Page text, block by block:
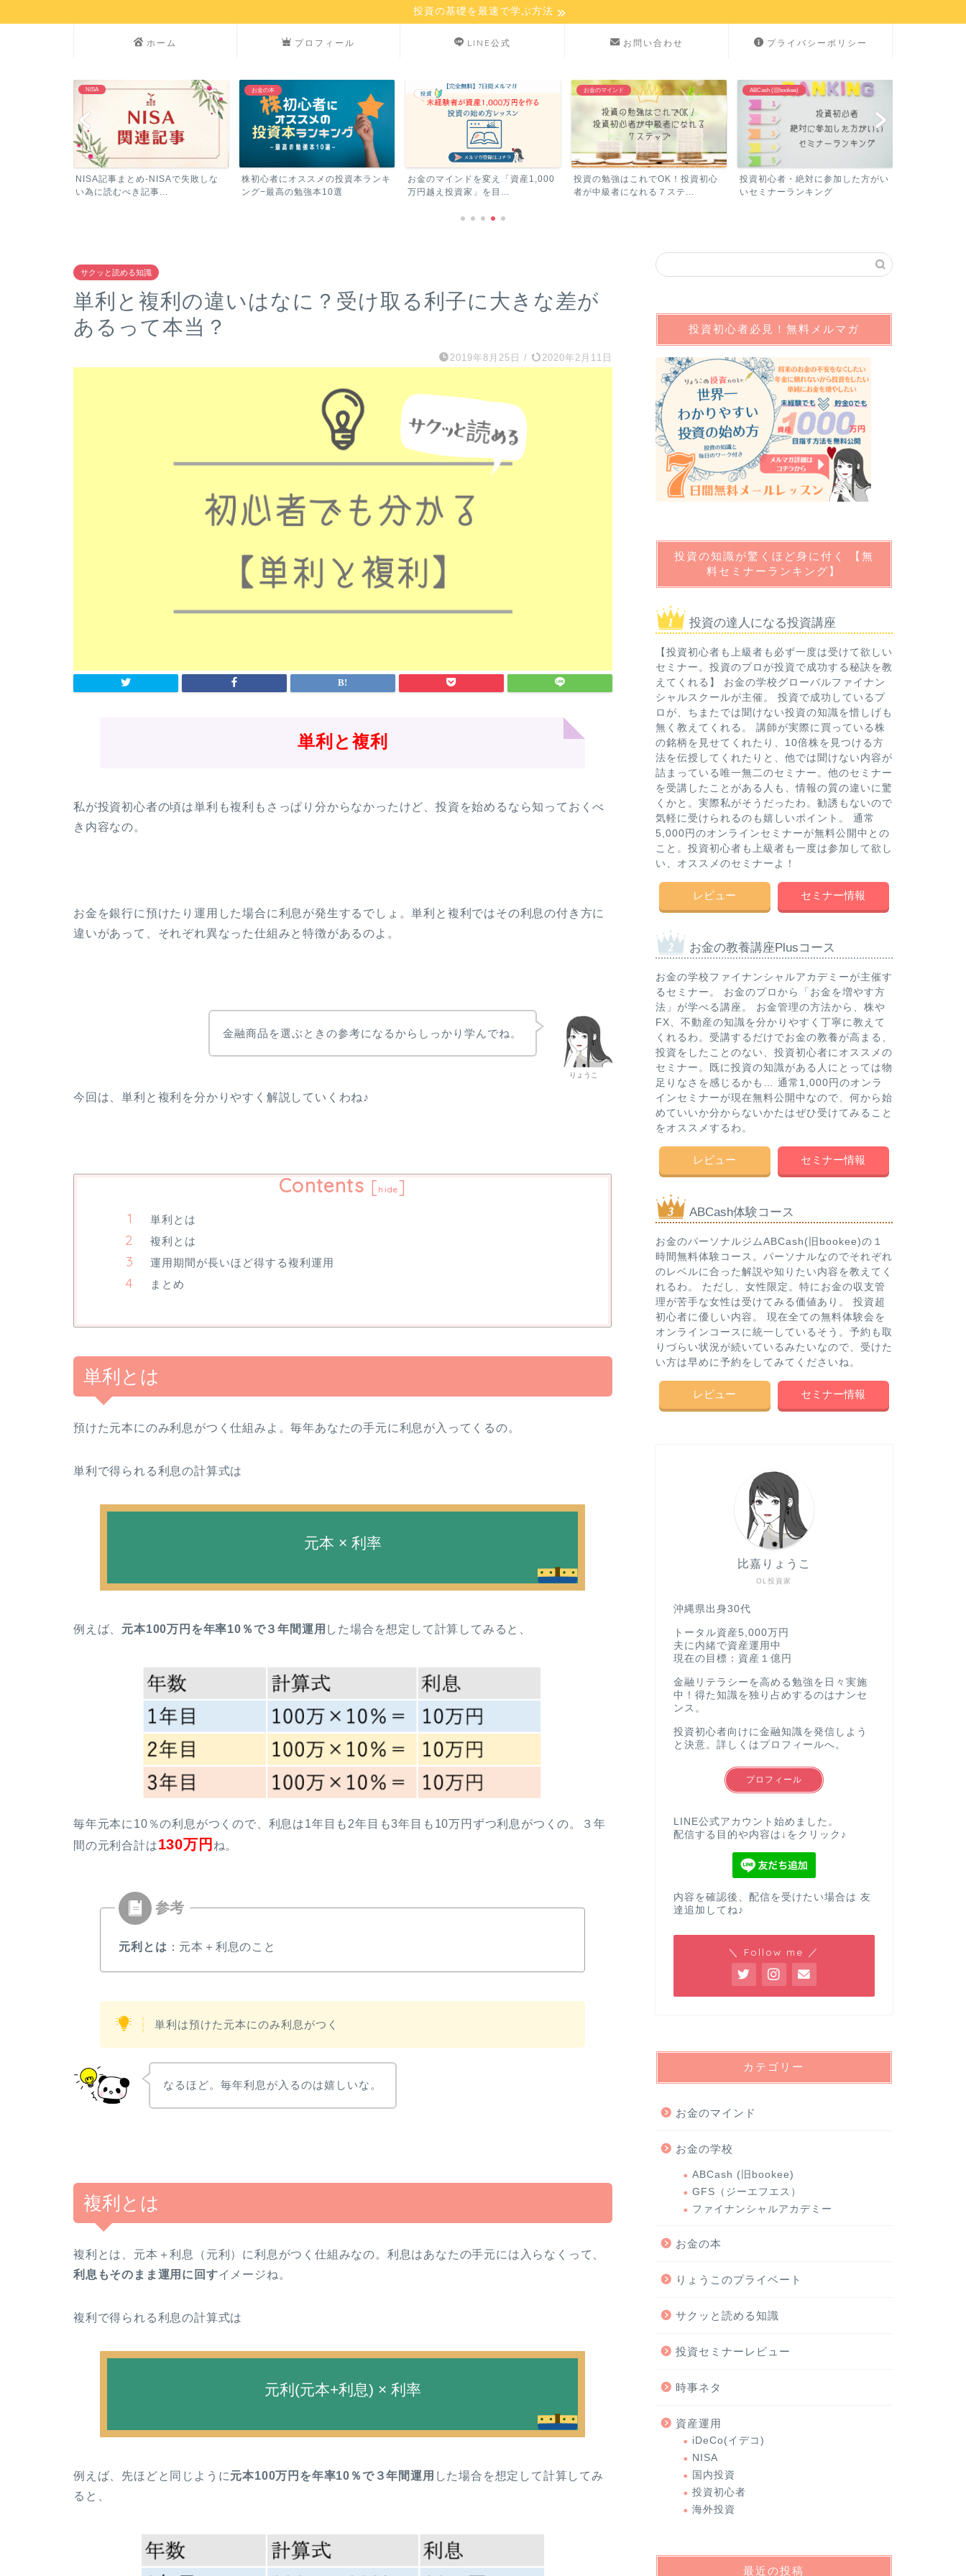
投資の基礎を最速で学ぶ方法
ホーム プロフィール LINE公式 お問い合わせ プライバシーポリシー
NISA
NISA記事まとめ-NISAで失敗しな
い為に読むべき記事...
お金の本
株初心者にオススメの投資本ランキ
ング−最高の勉強本10選
お金のマインドを変え「資産1,000
万円越え投資家」を目...
お金のマインド
投資の勉強はこれでOK！投資初心
者が中級者になれる７ステ...
ABCash (旧bookee)
投資初心者・絶対に参加した方がい
いセミナーランキング
サクッと読める知識
単利と複利の違いはなに？受け取る利子に大きな差が
あるって本当？
2019年8月25日 / 2020年2月11日
単利と複利
私が投資初心者の頃は単利も複利もさっぱり分からなかったけど、投資を始めるなら知っておくべ
き内容なの。
お金を銀行に預けたり運用した場合に利息が発生するでしょ。単利と複利ではその利息の付き方に
違いがあって、それぞれ異なった仕組みと特徴があるのよ。
りょうこ
金融商品を選ぶときの参考になるからしっかり学んでね。
今回は、単利と複利を分かりやすく解説していくわね♪
Contents [hide]
単利とは
複利とは
運用期間が長いほど得する複利運用
まとめ
単利とは
預けた元本にのみ利息がつく仕組みよ。毎年あなたの手元に利息が入ってくるの。
単利で得られる利息の計算式は
元本 × 利率
例えば、 元本100万円を年率10％で３年間運用 した場合を想定して計算してみると、
毎年元本に10％の利息がつくので、利息は1年目も2年目も3年目も10万円ずつ利息がつくの。３年
間の元利合計は130万円 ね。
元利とは ：元本＋利息のこと
単利は預けた元本にのみ利息がつく
なるほど。毎年利息が入るのは嬉しいな。
複利とは
複利とは、元本＋利息（元利）に利息がつく仕組みなの。利息はあなたの手元には入らなくって、
利息もそのまま運用に回すイメージね。
複利で得られる利息の計算式は
元利(元本+利息) × 利率
例えば、先ほどと同じように元本100万円を年率10％で３年間運用 した場合を想定して計算してみ
ると、
投資初心者必見！無料メルマガ
投資の知識が驚くほど身に付く 【無
料セミナーランキング】
投資の達人になる投資講座
【投資初心者も上級者も必ず一度は受けて欲しい
セミナー。投資のプロが投資で成功する秘訣を教
えてくれる】 お金の学校グローバルファイナン
シャルスクールが主催。 投資で成功しているプ
ロが、ちまたでは聞けない投資の知識を惜しげも
無く教えてくれる。 講師が実際に買っている株
の銘柄を見せてくれたり、10倍株を見つける方
法を伝授してくれたりと、他では聞けない内容が
詰まっている唯一無二のセミナー。他のセミナー
を受講したことがある人も、情報の質の違いに驚
くかと。実際私がそうだったわ。勧誘もないので
気軽に受けられるのも嬉しいポイント。 通常
5,000円のオンラインセミナーが無料公開中との
こと。投資初心者も上級者も一度は参加して欲し
い、オススメのセミナーよ！
レビュー セミナー情報
お金の教養講座Plusコース
お金の学校ファイナンシャルアカデミーが主催す
るセミナー。 お金のプロから「お金を増やす方
法」が学べる講座。 お金管理の方法から、株や
FX、不動産の知識を分かりやすく丁寧に教えて
くれるわ。受講するだけでお金の教養が高まる、
投資をしたことのない、投資初心者にオススメの
セミナー。既に投資の知識がある人にとっては物
足りなさを感じるかも… 通常1,000円のオンラ
インセミナーが現在無料公開中なので、何から始
めていいか分からないかたはぜひ受けてみること
をオススメするわ。
レビュー セミナー情報
ABCash体験コース
お金のパーソナルジムABCash(旧bookee)の１
時間無料体験コース。パーソナルなのでそれぞれ
のレベルに合った解説や知りたい内容を教えてく
れるわ。 ただし、女性限定。特にお金の収支管
理が苦手な女性は受けてみる価値あり。 投資超
初心者に優しい内容。 現在全ての無料体験会を
オンラインコースに統一しているそう。予約も取
りづらい状況が続いているみたいなので、受けた
い方は早めに予約をしてみてくださいね。
レビュー セミナー情報
OL投資家
比嘉りょうこ
沖縄県出身30代
トータル資産5,000万円
夫に内緒で資産運用中
現在の目標：資産１億円
金融リテラシーを高める勉強を日々実施
中！得た知識を独り占めするのはナンセ
ンス。
投資初心者向けに金融知識を発信しよう
と決意。詳しくはプロフィールへ。
プロフィール
LINE公式アカウント始めました。
配信する目的や内容は↓をクリック♪
内容を確認後、配信を受けたい場合は 友
達追加してね♪
＼ Follow me ／
カテゴリー
お金のマインド
お金の学校
ABCash (旧bookee)
GFS（ジーエフエス）
ファイナンシャルアカデミー
お金の本
りょうこのプライベート
サクッと読める知識
投資セミナーレビュー
時事ネタ
資産運用
iDeCo(イデコ)
NISA
国内投資
投資初心者
海外投資
最近の投稿